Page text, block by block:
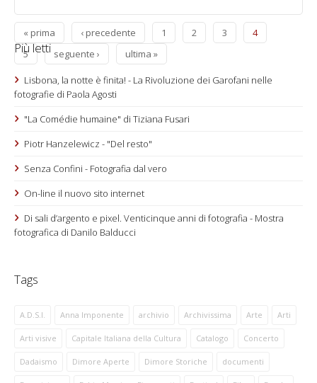
« prima ‹ precedente 1 2 3
4
5
seguente › ultima »
Più letti
Lisbona, la notte è finita! - La Rivoluzione dei Garofani nelle
fotografie di Paola Agosti
"La Comédie humaine" di Tiziana Fusari
Piotr Hanzelewicz - "Del resto"
Senza Confini - Fotografia dal vero
On-line il nuovo sito internet
Di sali d’argento e pixel. Venticinque anni di fotografia - Mostra
fotografica di Danilo Balducci
Tags
A.D.S.I. Anna Imponente archivio Archivissima Arte Arti
Arti visive Capitale Italiana della Cultura Catalogo Concerto
Dadaismo Dimore Aperte Dimore Storiche documenti